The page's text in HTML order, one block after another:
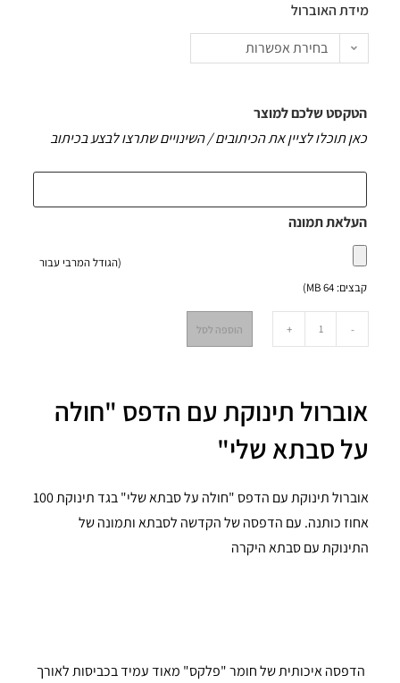
מידת האוברול
בחירת אפשרות
הטקסט שלכם למוצר
כאן תוכלו לציין את הכיתובים / השינויים שתרצו לבצע בכיתוב
העלאת תמונה
(הגודל המרבי עבור
קבצים: 64 MB)
-
+ הוספה לסל
אוברול תינוקת עם הדפס "חולה
על סבתא שלי"
אוברול תינוקת עם הדפס "חולה על סבתא שלי" בגד תינוקת 100
אחוז כותנה. עם הדפסה של הקדשה לסבתא ותמונה של
התינוקת עם סבתא היקרה
הדפסה איכותית של חומר "פלקס" מאוד עמיד בכביסות לאורך